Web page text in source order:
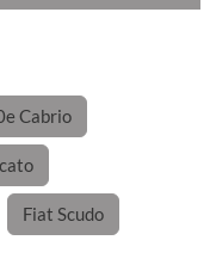
Cabrio
Fiat Scudo